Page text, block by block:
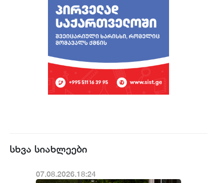
სხვა სიახლეები
07.08.2026.18:24